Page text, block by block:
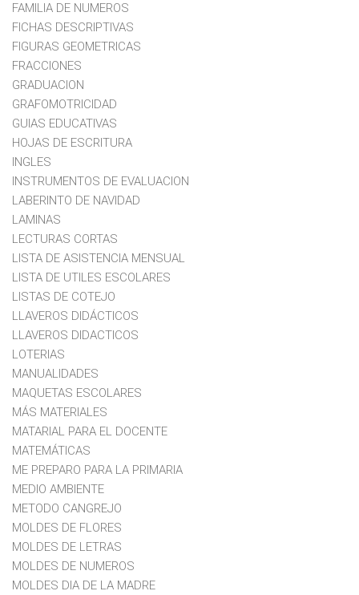
FAMILIA DE NUMEROS
FICHAS DESCRIPTIVAS
FIGURAS GEOMETRICAS
FRACCIONES
GRADUACION
GRAFOMOTRICIDAD
GUIAS EDUCATIVAS
HOJAS DE ESCRITURA
INGLES
INSTRUMENTOS DE EVALUACION
LABERINTO DE NAVIDAD
LAMINAS
LECTURAS CORTAS
LISTA DE ASISTENCIA MENSUAL
LISTA DE UTILES ESCOLARES
LISTAS DE COTEJO
LLAVEROS DIDÁCTICOS
LLAVEROS DIDACTICOS
LOTERIAS
MANUALIDADES
MAQUETAS ESCOLARES
MÁS MATERIALES
MATARIAL PARA EL DOCENTE
MATEMÁTICAS
ME PREPARO PARA LA PRIMARIA
MEDIO AMBIENTE
METODO CANGREJO
MOLDES DE FLORES
MOLDES DE LETRAS
MOLDES DE NUMEROS
MOLDES DIA DE LA MADRE